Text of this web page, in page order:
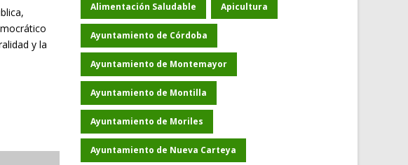
y la
Alimentación Saludable Apicultura
Ayuntamiento de Córdoba
Ayuntamiento de Montemayor
Ayuntamiento de Montilla
Ayuntamiento de Moriles
Ayuntamiento de Nueva Carteya